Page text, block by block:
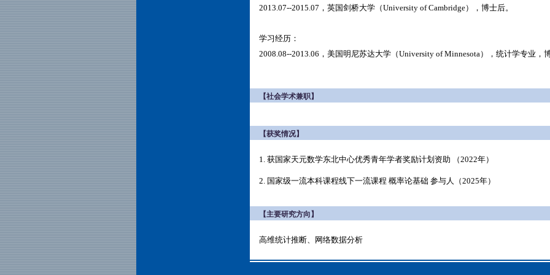
2013.07--2015.07，英国剑桥大学（University of Cambridge），博士后。
学习经历：
2008.08--2013.06，美国明尼苏达大学（University of Minnesota），统计学专业，
【社会学术兼职】
【获奖情况】
1. 获国家天元数学东北中心优秀青年学者奖励计划资助 （2022年）
2. 国家级一流本科课程线下一流课程 概率论基础 参与人（2025年）
【主要研究方向】
高维统计推断、网络数据分析